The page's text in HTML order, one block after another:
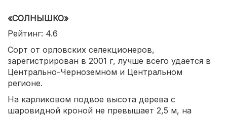
«СОЛНЫШКО»
Рейтинг: 4.6
Сорт от орловских селекционеров,
зарегистрирован в 2001 г, лучше всего удается в
Центрально-Черноземном и Центральном
регионе.
На карликовом подвое высота дерева с
шаровидной кроной не превышает 2,5 м, на